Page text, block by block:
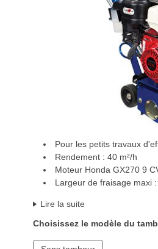
Pour les petits travaux
Rendement : 40 m²/h
Moteur Honda GX270 9
Largeur de fraisage maxi
Lire la suite
Choisissez le modèle du